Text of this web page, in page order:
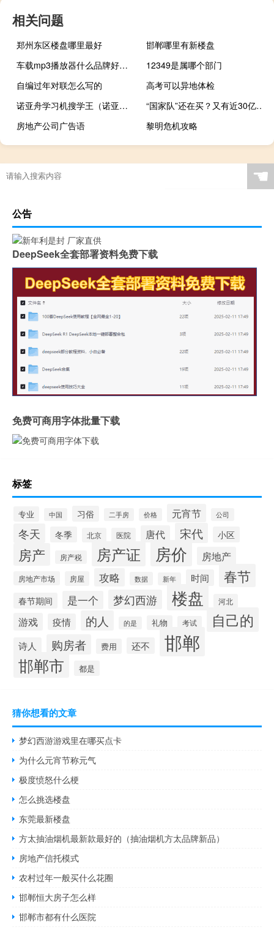
相关问题
郑州东区楼盘哪里最好
邯郸哪里有新楼盘
车载mp3播放器什么品牌好（车载mp3播放器哪个好）
12349是属哪个部门
自编过年对联怎么写的
高考可以异地体检
诺亚舟学习机搜学王（诺亚舟学习机价格）
“国家队”还在买？又有近30亿资金流入两只沪深300ETF产品
房地产公司广告语
黎明危机攻略
☚
公告
DeepSeek全套部署资料免费下载
免费可商用字体批量下载
标签
专业 中国 习俗 二手房 价格 元宵节 公司
冬天 冬季 北京 医院 唐代 宋代 小区
房产 房产税 房产证 房价 房地产
房地产市场 房屋 攻略 数据 新年 时间 春节
春节期间 是一个 梦幻西游 楼盘 河北
游戏 疫情 的人 的是 礼物 考试 自己的
诗人 购房者 费用 还不 邯郸
邯郸市 都是
猜你想看的文章
梦幻西游游戏里在哪买点卡
为什么元宵节称元气
极度愤怒什么梗
怎么挑选楼盘
东莞最新楼盘
方太抽油烟机最新款最好的（抽油烟机方太品牌新品）
房地产信托模式
农村过年一般买什么花圈
邯郸恒大房子怎么样
邯郸市都有什么医院